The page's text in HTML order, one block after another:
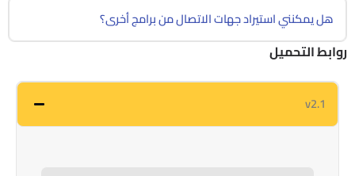
هل يمكنني استيراد جهات الاتصال من برامج أخرى؟
روابط التحميل
v2.1